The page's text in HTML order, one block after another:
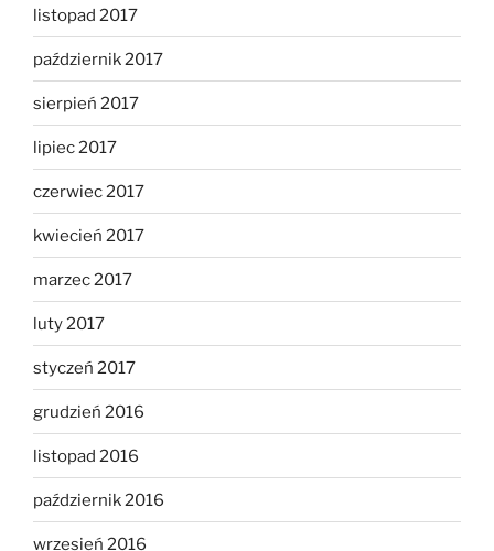
listopad 2017
październik 2017
sierpień 2017
lipiec 2017
czerwiec 2017
kwiecień 2017
marzec 2017
luty 2017
styczeń 2017
grudzień 2016
listopad 2016
październik 2016
wrzesień 2016